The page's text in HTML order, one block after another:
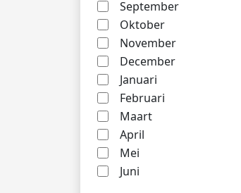
September
Oktober
November
December
Januari
Februari
Maart
April
Mei
Juni